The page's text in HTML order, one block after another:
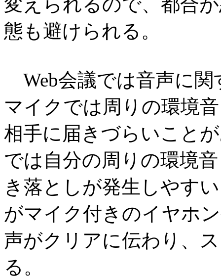
態も避けられる。
Web会議では音声に関
マイクでは周りの環境
相手に届きづらいこと
では自分の周りの環境
き落としが発生しやす
がマイク付きのイヤホ
声がクリアに伝わり、
る。